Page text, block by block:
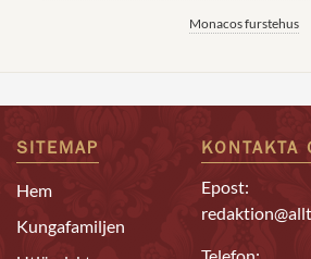
Monacos furstehus
SITEMAP
Hem
Kungafamiljen
KONTAKTA
Epost: